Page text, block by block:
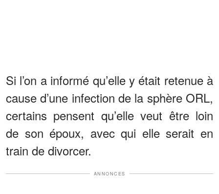
Si l’on a informé qu’elle y était retenue à
cause d’une infection de la sphère ORL,
certains pensent qu’elle veut être loin
de son époux, avec qui elle serait en
train de divorcer.
ANNONCES